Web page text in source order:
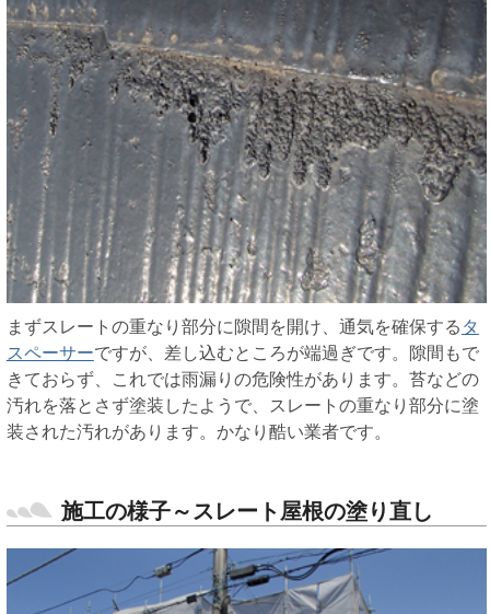
まずスレートの重なり部分に隙間を開け、通気を確保する タ
スペーサーですが、差し込むところが端過ぎです。隙間もで
きておらず、これでは雨漏りの危険性があります。苔などの
汚れを落とさず塗装したようで、スレートの重なり部分に塗
装された汚れがあります。かなり酷い業者です。
施工の様子～スレート屋根の塗り直し